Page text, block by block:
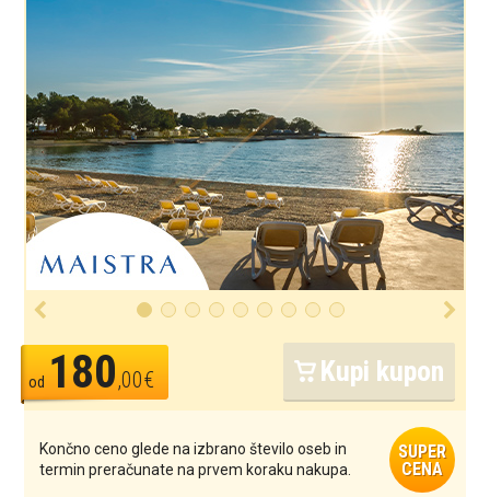
od 180,00€ Kupi kupon
Končno ceno glede na izbrano število oseb in
termin preračunate na prvem koraku nakupa.
SUPER
CENA